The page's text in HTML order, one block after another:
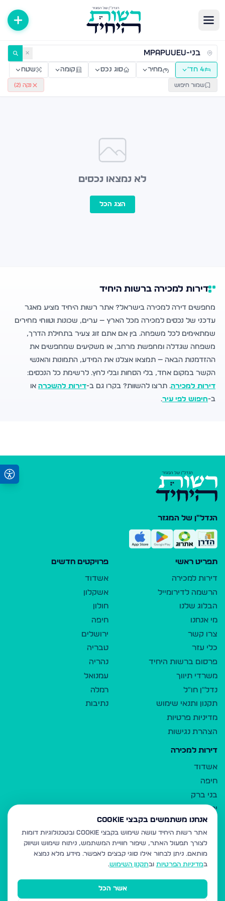
דירות למכירה ולהשכרה — רשות היחיד ✕
4 חד׳ מחיר סוג נכס קומה שטח
שמור חיפוש נקה (2
)
לא נמצאו נכסים
הצג הכל
דירות למכירה ברשות היחיד
מחפשים דירה למכירה בישראל? אתר רשות היחיד מציע מאגר
עדכני של נכסים למכירה מכל הארץ — ערים, שכונות וטווחי מחירים
שמתאימים לכל משפחה. בין אם אתם זוג צעיר בתחילת הדרך,
משפחה שגדלה ומחפשת מרחב, או משקיעים שמחפשים את
ההזדמנות הבאה — תמצאו אצלנו את המידע, התמונות והאנשי
הקשר במקום אחד, בלי הסחות ובלי לחץ. לרשימת כל הנכסים:
דירות למכירה. תרצו להשוות? בקרו גם ב-דירות להשכרה או
ב-חיפוש לפי עיר.
הנדל"ן של המגזר
תפריט ראשי
דירות למכירה
הרשמה לדירומייל
הבלוג שלנו
מי אנחנו
צרו קשר
כלי עזר
פרסום ברשות היחיד
משרדי תיווך
נדל"ן חו"ל
תקנון ותנאי שימוש
מדיניות פרטיות
הצהרת נגישות
פרויקטים חדשים
אשדוד
אשקלון
חולון
חיפה
ירושלים
טבריה
נהריה
עמנואל
רמלה
נתיבות
דירות למכירה
אשדוד
חיפה
בני ברק
ירושלים
אלעד
גבעת זאב
בית שמש
רכסים
מודיעין עילית
אנחנו משתמשים בקבצי Cookie
אתר רשות היחיד עושה שימוש בקבצי Cookie ובטכנולוגיות דומות
לצורך תפעול האתר, שיפור חוויית המשתמש, ניתוח שימוש ושיווק
מותאם. ניתן לבחור אילו סוגי קבצים לאפשר. מידע מלא נמצא
במדיניות הפרטיות ובתקנון השימוש.
אשר הכל